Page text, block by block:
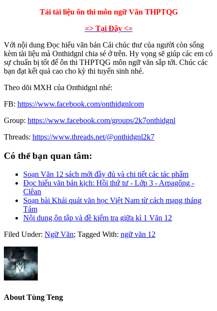
Tải tài liệu ôn thi môn ngữ Văn THPTQG
=> Tại Đây <=
Với nội dung Đọc hiểu văn bản Cái chúc thư của người còn sống
kèm tài liệu mà Onthidgnl chia sẻ ở trên. Hy vọng sẽ giúp các em có
sự chuẩn bị tốt để ôn thi THPTQG môn ngữ văn sắp tới. Chúc các
bạn đạt kết quả cao cho kỳ thi tuyển sinh nhé.
Theo dõi MXH của Onthidgnl nhé:
FB: https://www.facebook.com/onthidgnlcom
Group: https://www.facebook.com/groups/2k7onthidgnl
Threads: https://www.threads.net/@onthidgnl2k7
Có thể bạn quan tâm:
Soạn Văn 12 sách mới đầy đủ và chi tiết các tác phẩm
Đọc hiểu văn bản kịch: Hồi thứ tư - Lớp 3 - Arpagông -
Clêan
Soạn bài Khái quát văn học Việt Nam từ cách mạng tháng
Tám
Nội dung ôn tập và đề kiểm tra giữa kì 1 Văn 12
Filed Under: Ngữ Văn; Tagged With: ngữ văn 12
About Tùng Teng